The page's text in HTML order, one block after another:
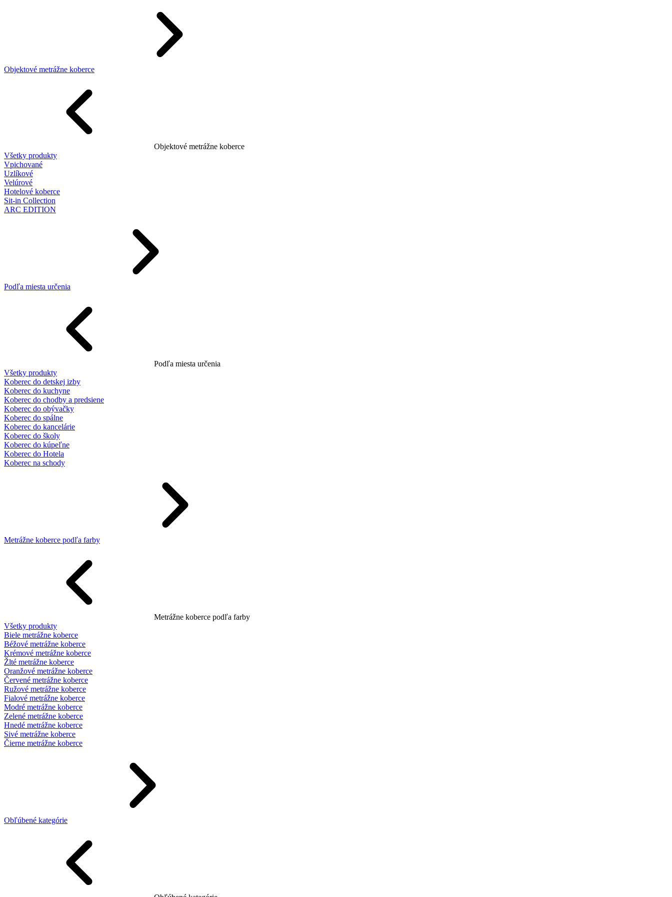
Objektové metrážne koberce
Objektové metrážne koberce
Všetky produkty
Vpichované
Uzlíkové
Velúrové
Hotelové koberce
Sit-in Collection
ARC EDITION
Podľa miesta určenia
Podľa miesta určenia
Všetky produkty
Koberec do detskej izby
Koberec do kuchyne
Koberec do chodby a predsiene
Koberec do obývačky
Koberec do spálne
Koberec do kancelárie
Koberec do školy
Koberec do kúpeľne
Koberec do Hotela
Koberec na schody
Metrážne koberce podľa farby
Metrážne koberce podľa farby
Všetky produkty
Biele metrážne koberce
Béžové metrážne koberce
Krémové metrážne koberce
Žlté metrážne koberce
Oranžové metrážne koberce
Červené metrážne koberce
Ružové metrážne koberce
Fialové metrážne koberce
Modré metrážne koberce
Zelené metrážne koberce
Hnedé metrážne koberce
Sivé metrážne koberce
Čierne metrážne koberce
Obľúbené kategórie